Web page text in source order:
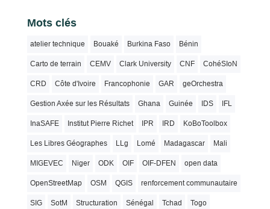
Mots clés
atelier technique Bouaké Burkina Faso Bénin
Carto de terrain CEMV Clark University CNF CohéSIoN
CRD Côte d'Ivoire Francophonie GAR geOrchestra
Gestion Axée sur les Résultats Ghana Guinée IDS IFL
InaSAFE Institut Pierre Richet IPR IRD KoBoToolbox
Les Libres Géographes LLg Lomé Madagascar Mali
MIGEVEC Niger ODK OIF OIF-DFEN open data
OpenStreetMap OSM QGIS renforcement communautaire
SIG SotM Structuration Sénégal Tchad Togo